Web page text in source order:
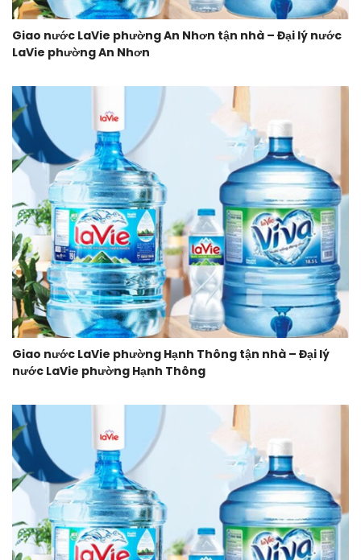
Giao nước LaVie phường An Nhơn tận nhà – Đại lý nước
LaVie phường An Nhơn
Giao nước LaVie phường Hạnh Thông tận nhà – Đại lý
nước LaVie phường Hạnh Thông